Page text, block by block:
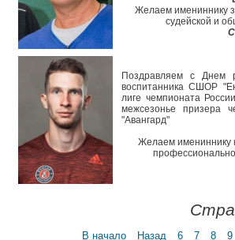
Желаем имениннику
судейской и
Поздравляем с Днем
воспитанника СШОР
лиге чемпионата
межсезонье призера
"Авангард"
Желаем имениннику
В начало Назад 6 7 8 9